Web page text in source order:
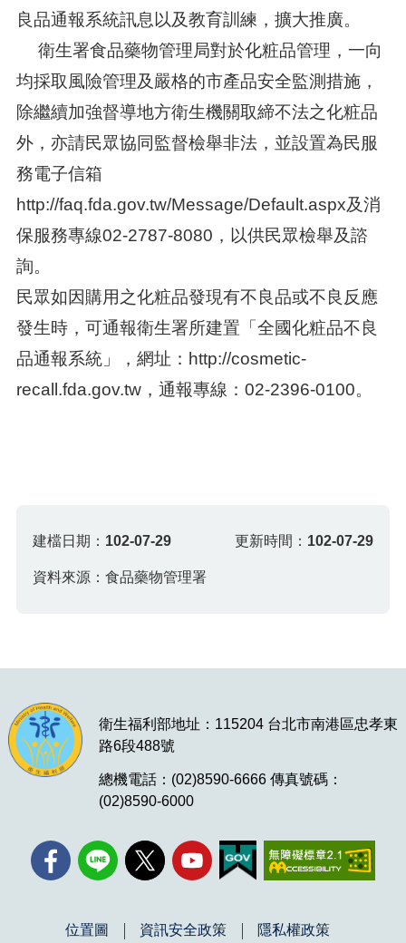
良品通報系統訊息以及教育訓練，擴大推廣。
衛生署食品藥物管理局對於化粧品管理，一向
均採取風險管理及嚴格的市產品安全監測措施，
除繼續加強督導地方衛生機關取締不法之化粧品
外，亦請民眾協同監督檢舉非法，並設置為民服
務電子信箱
http://faq.fda.gov.tw/Message/Default.aspx及消
保服務專線02-2787-8080，以供民眾檢舉及諮
詢。
民眾如因購用之化粧品發現有不良品或不良反應
發生時，可通報衛生署所建置「全國化粧品不良
品通報系統」，網址：http://cosmetic-
recall.fda.gov.tw，通報專線：02-2396-0100。
建檔日期： 102-07-29 更新時間： 102-07-29
資料來源：食品藥物管理署
衛生福利部地址：115204 台北市南港區忠孝東
路6段488號
總機電話：(02)8590-6666 傳真號碼：
(02)8590-6000
位置圖 資訊安全政策 隱私權政策